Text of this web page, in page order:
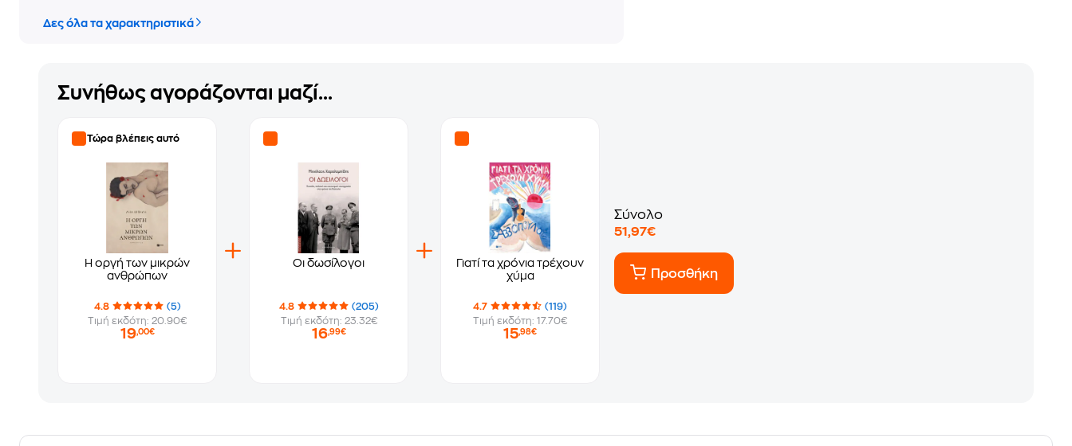
Δες όλα τα χαρακτηριστικά
Συνήθως αγοράζονται μαζί...
Τώρα βλέπεις αυτό
Η οργή των μικρών
ανθρώπων
4.8
(5)
Τιμή εκδότη: 20.90€
19,00€
Οι δωσίλογοι
4.8
(205)
Τιμή εκδότη: 23.32€
16,99€
Γιατί τα χρόνια τρέχουν
χύμα
4.7
(119)
Τιμή εκδότη: 17.70€
15,98€
Σύνολο
51,97€
Προσθήκη